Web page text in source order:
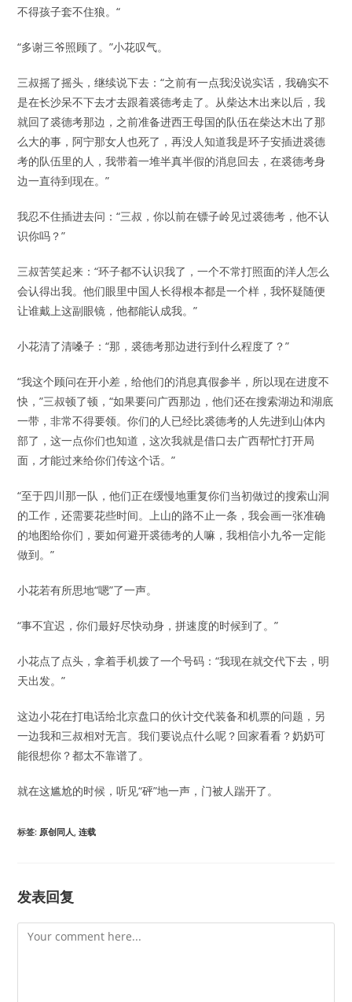
不得孩子套不住狼。“
“多谢三爷照顾了。”小花叹气。
三叔摇了摇头，继续说下去：“之前有一点我没说实话，我确实不
是在长沙呆不下去才去跟着裘德考走了。从柴达木出来以后，我
就回了裘德考那边，之前准备进西王母国的队伍在柴达木出了那
么大的事，阿宁那女人也死了，再没人知道我是环子安插进裘德
考的队伍里的人，我带着一堆半真半假的消息回去，在裘德考身
边一直待到现在。”
我忍不住插进去问：“三叔，你以前在镖子岭见过裘德考，他不认
识你吗？”
三叔苦笑起来：“环子都不认识我了，一个不常打照面的洋人怎么
会认得出我。他们眼里中国人长得根本都是一个样，我怀疑随便
让谁戴上这副眼镜，他都能认成我。”
小花清了清嗓子：“那，裘德考那边进行到什么程度了？”
“我这个顾问在开小差，给他们的消息真假参半，所以现在进度不
快，”三叔顿了顿，“如果要问广西那边，他们还在搜索湖边和湖底
一带，非常不得要领。你们的人已经比裘德考的人先进到山体内
部了，这一点你们也知道，这次我就是借口去广西帮忙打开局
面，才能过来给你们传这个话。”
“至于四川那一队，他们正在缓慢地重复你们当初做过的搜索山洞
的工作，还需要花些时间。上山的路不止一条，我会画一张准确
的地图给你们，要如何避开裘德考的人嘛，我相信小九爷一定能
做到。”
小花若有所思地“嗯”了一声。
“事不宜迟，你们最好尽快动身，拼速度的时候到了。”
小花点了点头，拿着手机拨了一个号码：“我现在就交代下去，明
天出发。”
这边小花在打电话给北京盘口的伙计交代装备和机票的问题，另
一边我和三叔相对无言。我们要说点什么呢？回家看看？奶奶可
能很想你？都太不靠谱了。
就在这尴尬的时候，听见“砰”地一声，门被人踹开了。
标签: 原创同人, 连载
发表回复
Comment